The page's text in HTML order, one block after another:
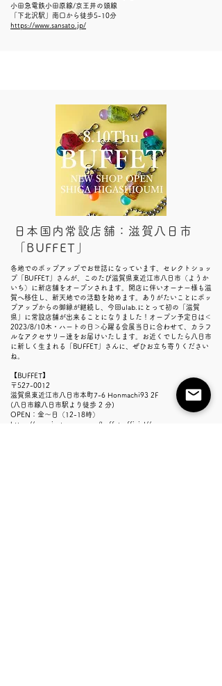
小田急電鉄小田原線/京王井の頭線
「下北沢駅」南口から徒歩5-10分
https://www.sansato.jp/
日本国内常設店舗：滋賀八日市
「BUFFET」
​各地でのポップアップでお世話になっています、セレクトショッ
プ「BUFFET」さんが、このたび滋賀県東近江市八日市（ようか
いち）に新店舗をオープンされます。開店に伴いオーナー様も滋
賀へ移住し、新天地での活動を始めます。ありがたいことにポッ
プアップからの御縁が継続し、今回ulab.にとって初の「滋賀
県」に常設店舗が出来ることになりました！オープン予定日は＜
2023/8/10木・ハートの日＞心躍る会展当日に合わせて、カラフ
ルなアクセサリー達をお届けいたします。お近くでしたら八日市
に新しく生まれる「BUFFET」さんに、ぜひお立ち寄りください
ね。
【BUFFET】
​〒527-0012
滋賀県東近江市八日市本町7-6 Honmachi93 2F
(八日市線八日市駅より徒歩 2 分)​
OPEN：金～日（12-18時）
https://www.instagram.com/buffet.official//